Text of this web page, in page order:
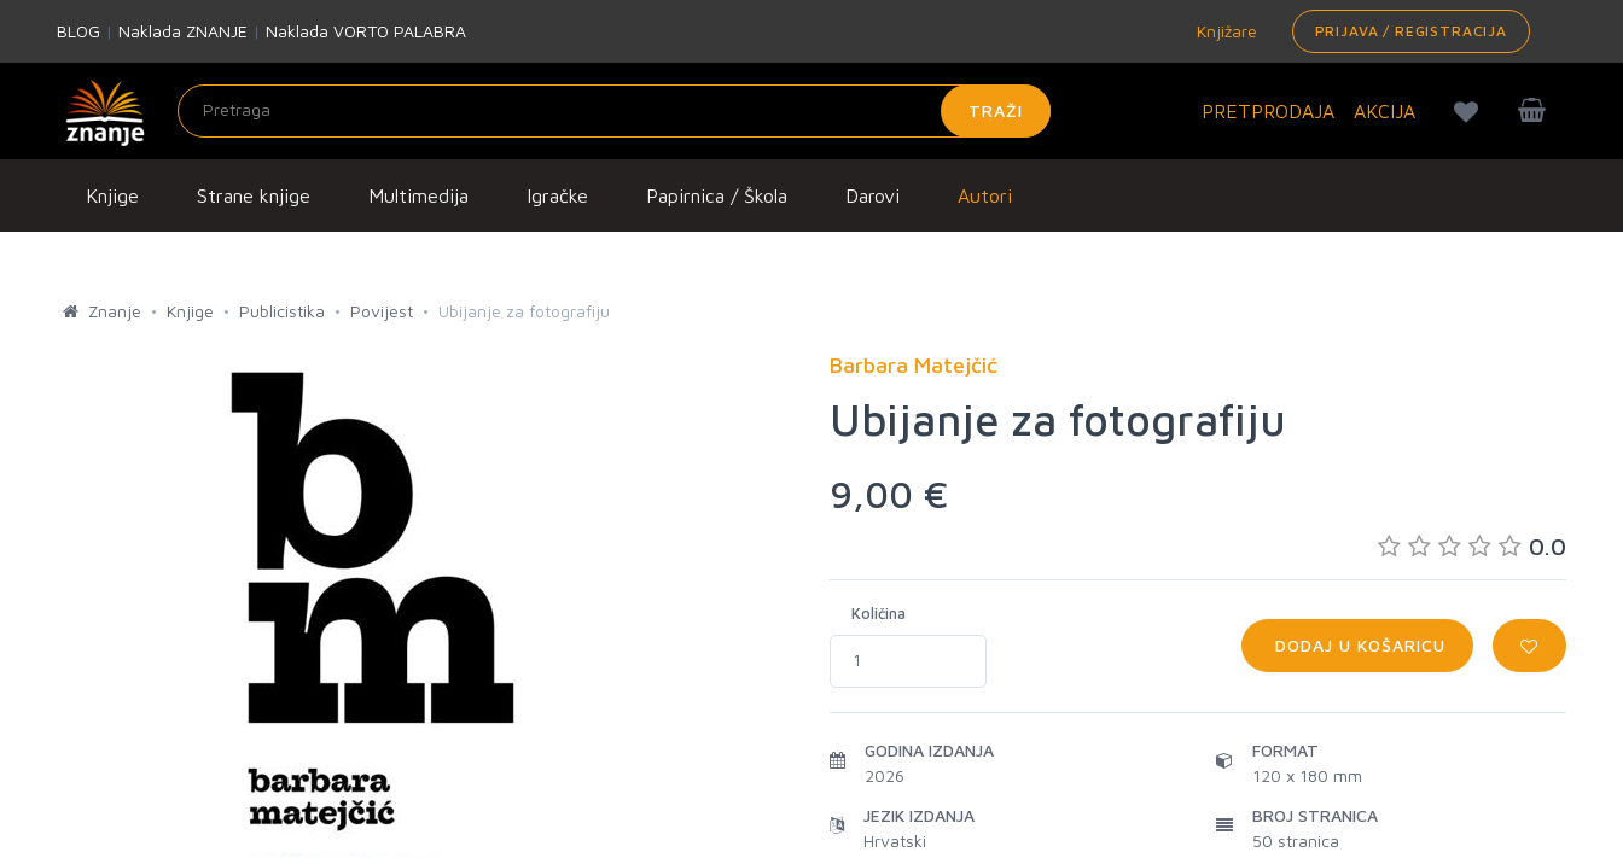
BLOG | Naklada ZNANJE | Naklada VORTO PALABRA Knjižare PRIJAVA / REGISTRACIJA
TRAŽI PRETPRODAJA AKCIJA
Knjige Strane knjige Multimedija Igračke Papirnica / Škola Darovi Autori
Znanje Knjige Publicistika Povijest Ubijanje za fotografiju
Barbara Matejčić
Ubijanje za fotografiju
9,00 €
0.0
Količina
DODAJ U KOŠARICU
GODINA IZDANJA
2026
JEZIK IZDANJA
Hrvatski
FORMAT
120 x 180 mm
BROJ STRANICA
50 stranica